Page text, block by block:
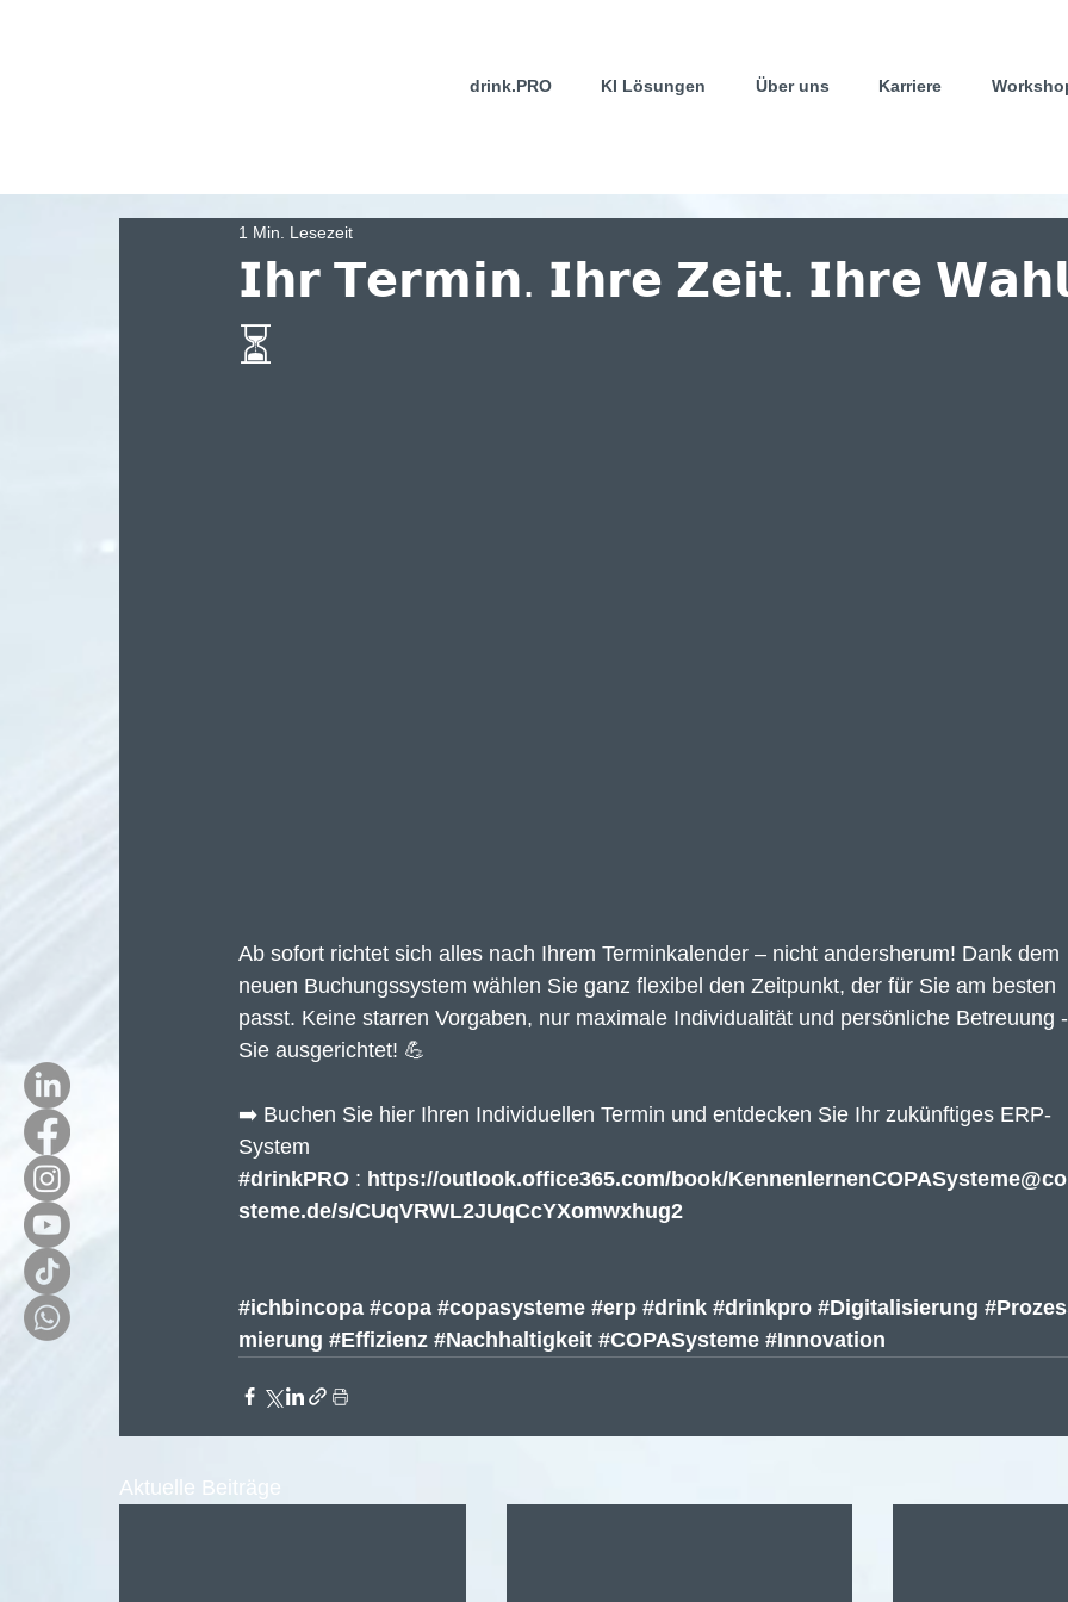
drink.PRO KI Lösungen Über uns Karriere
𝗜𝗵𝗿 𝗧𝗲𝗿𝗺𝗶𝗻. 𝗜𝗵𝗿𝗲 𝗭𝗲𝗶𝘁. 𝗜𝗵𝗿𝗲
⏳
1 Min. Lesezeit
Ab sofort richtet sich alles nach Ihrem Terminkalender – nicht andersherum! Dank dem
neuen Buchungssystem wählen Sie ganz flexibel den Zeitpunkt, der für Sie am besten
passt. Keine starren Vorgaben, nur maximale Individualität und persönliche Betreuung
Sie ausgerichtet! 💪
➡️ Buchen Sie hier Ihren Individuellen Termin und entdecken Sie Ihr zukünftiges ERP-
System
#drinkPRO : https://outlook.office365.com/book/
steme.de/s/CUqVRWL2JUqCcYXomwxhug2
#ichbincopa #copa #copasysteme #erp #drink #drinkpro #Digitalisierung
mierung #Effizienz #Nachhaltigkeit #COPASysteme #Innovation
Aktuelle Beiträge